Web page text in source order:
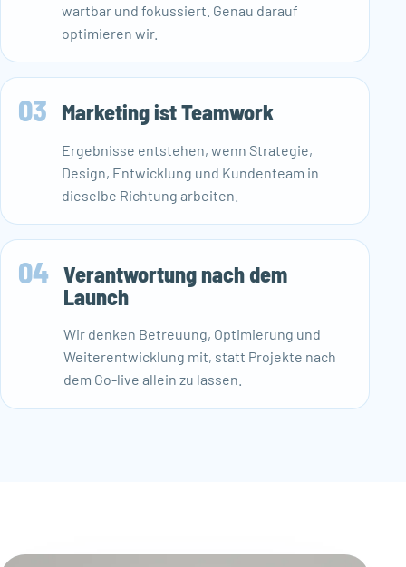
wartbar und fokussiert. Genau darauf
optimieren wir.
03 Marketing ist Teamwork
Ergebnisse entstehen, wenn Strategie,
Design, Entwicklung und Kundenteam in
dieselbe Richtung arbeiten.
04 Verantwortung nach dem
Launch
Wir denken Betreuung, Optimierung und
Weiterentwicklung mit, statt Projekte nach
dem Go-live allein zu lassen.